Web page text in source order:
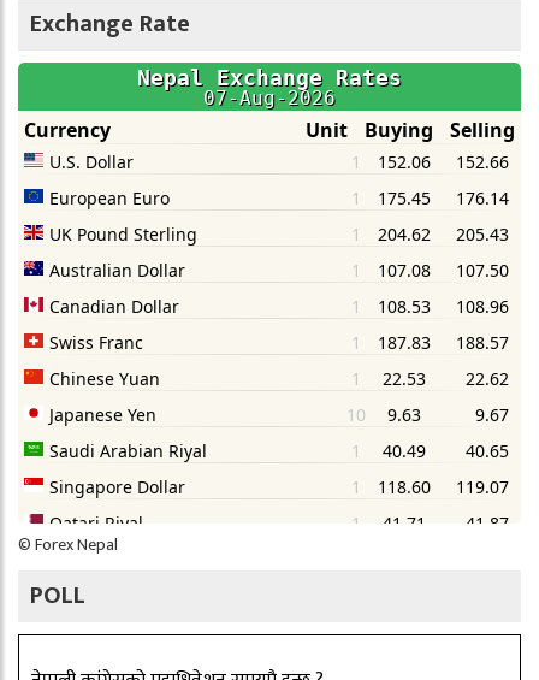
Exchange Rate
©Forex Nepal
POLL